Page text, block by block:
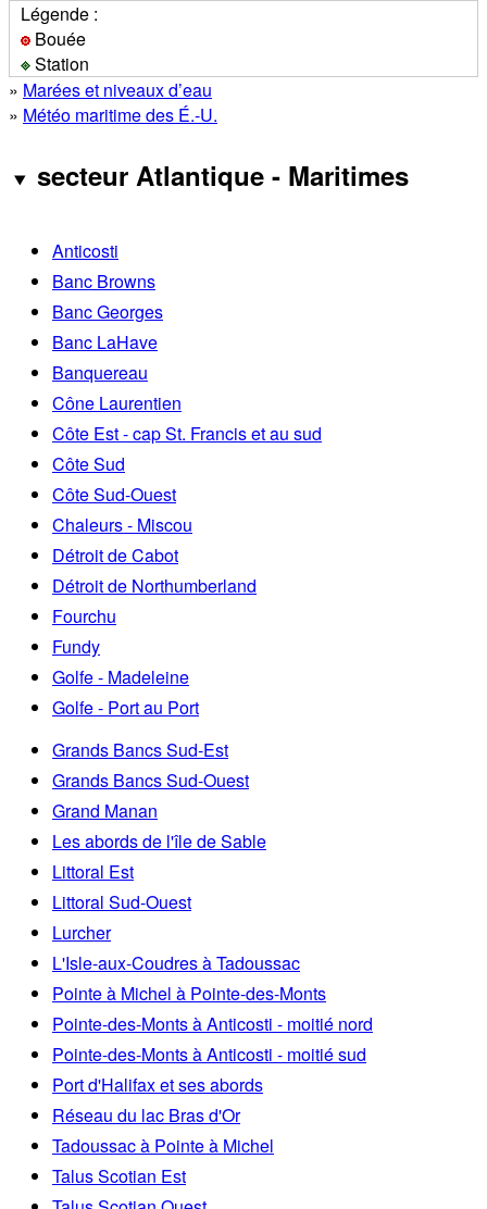
Légende :
Bouée
Station
» Marées et niveaux d’eau
» Météo maritime des É.-U.
secteur Atlantique - Maritimes
Anticosti
Banc Browns
Banc Georges
Banc LaHave
Banquereau
Cône Laurentien
Côte Est - cap St. Francis et au sud
Côte Sud
Côte Sud-Ouest
Chaleurs - Miscou
Détroit de Cabot
Détroit de Northumberland
Fourchu
Fundy
Golfe - Madeleine
Golfe - Port au Port
Grands Bancs Sud-Est
Grands Bancs Sud-Ouest
Grand Manan
Les abords de l'île de Sable
Littoral Est
Littoral Sud-Ouest
Lurcher
L'Isle-aux-Coudres à Tadoussac
Pointe à Michel à Pointe-des-Monts
Pointe-des-Monts à Anticosti - moitié nord
Pointe-des-Monts à Anticosti - moitié sud
Port d'Halifax et ses abords
Réseau du lac Bras d'Or
Tadoussac à Pointe à Michel
Talus Scotian Est